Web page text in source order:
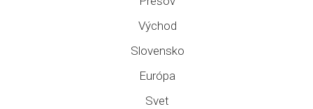
Východ
Slovensko
Európa
Svet